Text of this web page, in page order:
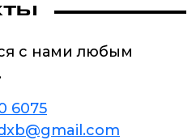
с нами любым
6075